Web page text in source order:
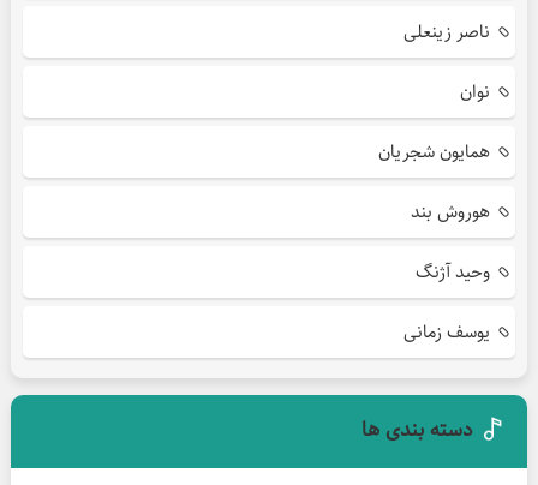
ناصر زینعلی
نوان
همایون شجریان
هوروش بند
وحید آژنگ
یوسف زمانی
دسته بندی ها